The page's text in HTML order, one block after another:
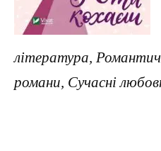
література,
романи, Сучасні